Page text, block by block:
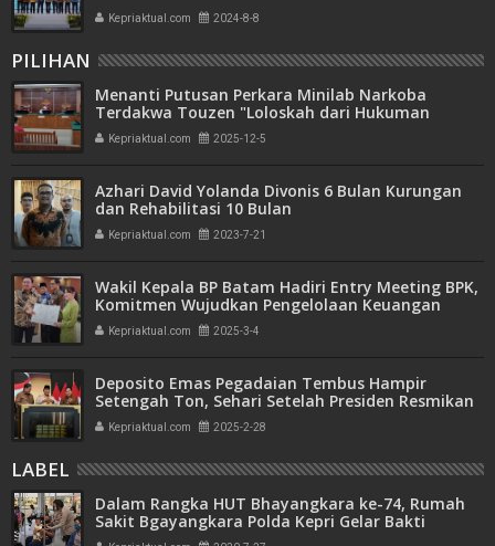
Indonesia
Kepriaktual.com 2024-8-8
PILIHAN
Menanti Putusan Perkara Minilab Narkoba
Terdakwa Touzen "Loloskah dari Hukuman
Seumur Hidup atau Mati"
Kepriaktual.com 2025-12-5
Azhari David Yolanda Divonis 6 Bulan Kurungan
dan Rehabilitasi 10 Bulan
Kepriaktual.com 2023-7-21
Wakil Kepala BP Batam Hadiri Entry Meeting BPK,
Komitmen Wujudkan Pengelolaan Keuangan
Transparan dan Akuntabel
Kepriaktual.com 2025-3-4
Deposito Emas Pegadaian Tembus Hampir
Setengah Ton, Sehari Setelah Presiden Resmikan
Bank Emas
Kepriaktual.com 2025-2-28
LABEL
Dalam Rangka HUT Bhayangkara ke-74, Rumah
Sakit Bgayangkara Polda Kepri Gelar Bakti
Kesehatan Operasi Bibir Sumbing